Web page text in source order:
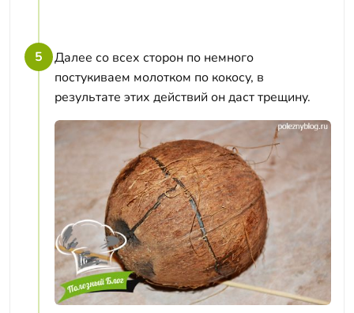
5
Далее со всех сторон по немного
постукиваем молотком по кокосу, в
результате этих действий он даст трещину.